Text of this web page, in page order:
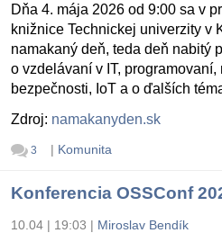
Dňa 4. mája 2026 od 9:00 sa v
knižnice Technickej univerzity v
namakaný deň, teda deň nabitý
o vzdelávaní v IT, programovaní,
bezpečnosti, IoT a o ďalších
Zdroj: namakanyden.sk
3 | Komunita
Konferencia OSSConf
10.04 | 19:03 | Miroslav Bendík